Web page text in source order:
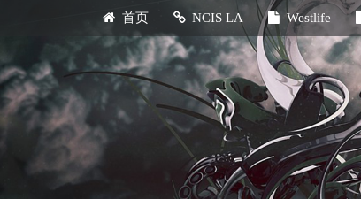
首页 NCIS LA Westlife